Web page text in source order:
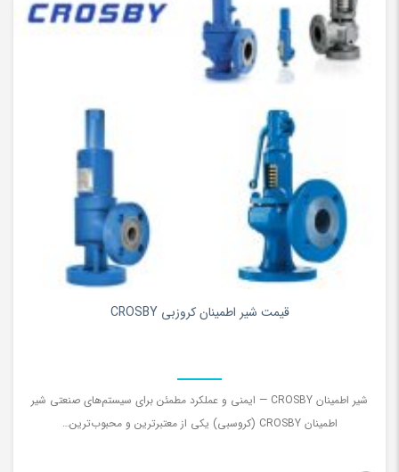
قیمت شیر اطمینان کروزبی CROSBY
شیر اطمینان CROSBY — ایمنی و عملکرد مطمئن برای سیستم‌های صنعتی شیر
اطمینان CROSBY (کروسبی) یکی از معتبرترین و محبوب‌ترین…